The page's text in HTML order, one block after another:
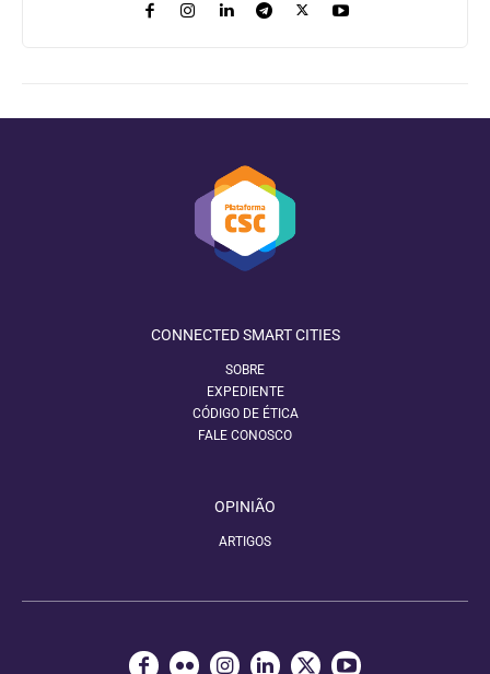
CONNECTED SMART CITIES
SOBRE
EXPEDIENTE
CÓDIGO DE ÉTICA
FALE CONOSCO
OPINIÃO
ARTIGOS